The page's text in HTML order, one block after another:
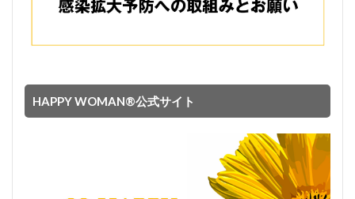
HAPPY WOMAN®︎公式サイト